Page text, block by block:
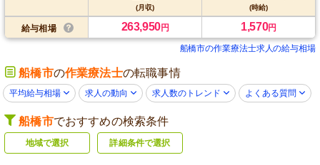
(月収) (時給)
給与相場 263,950円 1,570円
船橋市の作業療法士求人の給与相場
船橋市の作業療法士の転職事情
平均給与相場 求人の動向 求人数のトレンド よくある質問
船橋市でおすすめの検索条件
地域で選択 詳細条件で選択